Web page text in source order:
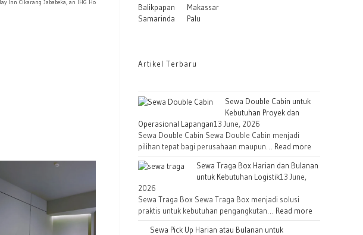
Cikarang Jababeka, an IHG Hotel
Balikpapan
Samarinda
Makassar
Palu
Artikel Terbaru
Sewa Double Cabin untuk
Kebutuhan Proyek dan
Operasional Lapangan13 June, 2026
Sewa Double Cabin Sewa Double Cabin menjadi
pilihan tepat bagi perusahaan maupun… Read more
Sewa Traga Box Harian dan Bulanan
untuk Kebutuhan Logistik13 June,
2026
Sewa Traga Box Sewa Traga Box menjadi solusi
praktis untuk kebutuhan pengangkutan… Read more
Sewa Pick Up Harian atau Bulanan untuk